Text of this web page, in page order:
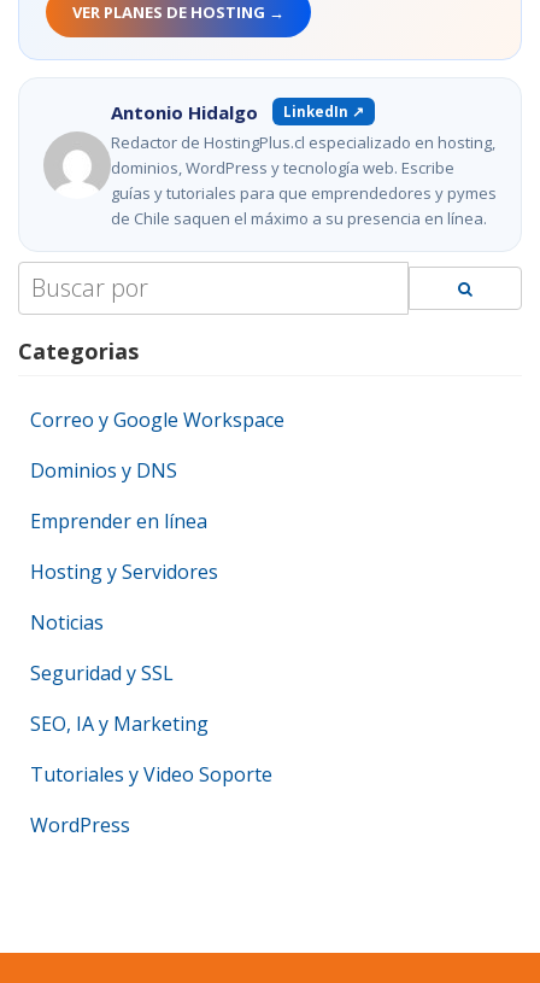
VER PLANES DE HOSTING →
Antonio Hidalgo LinkedIn ↗
Redactor de HostingPlus.cl especializado en hosting,
dominios, WordPress y tecnología web. Escribe
guías y tutoriales para que emprendedores y pymes
de Chile saquen el máximo a su presencia en línea.
Search
for:
Categorias
Correo y Google Workspace
Dominios y DNS
Emprender en línea
Hosting y Servidores
Noticias
Seguridad y SSL
SEO, IA y Marketing
Tutoriales y Video Soporte
WordPress